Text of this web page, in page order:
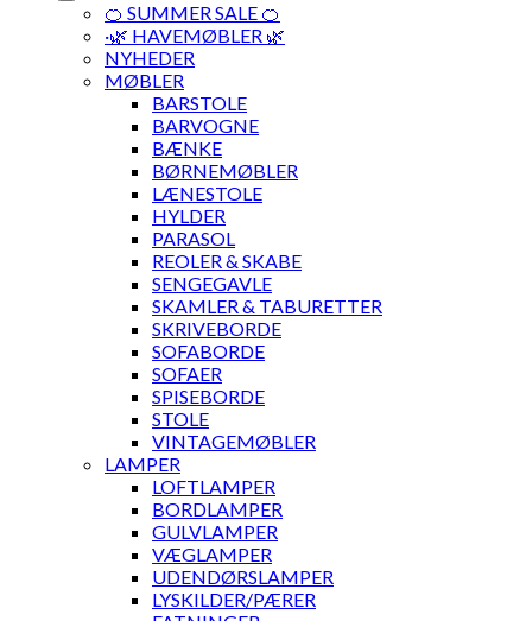
🍊 SUMMER SALE 🍊
·🌿 HAVEMØBLER 🌿
NYHEDER
MØBLER
BARSTOLE
BARVOGNE
BÆNKE
BØRNEMØBLER
LÆNESTOLE
HYLDER
PARASOL
REOLER & SKABE
SENGEGAVLE
SKAMLER & TABURETTER
SKRIVEBORDE
SOFABORDE
SOFAER
SPISEBORDE
STOLE
VINTAGEMØBLER
LAMPER
LOFTLAMPER
BORDLAMPER
GULVLAMPER
VÆGLAMPER
UDENDØRSLAMPER
LYSKILDER/PÆRER